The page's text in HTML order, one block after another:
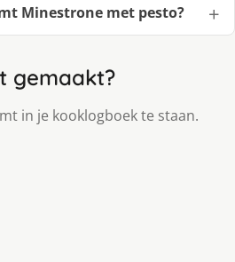
Minestrone met pesto?
gemaakt?
in je kooklogboek te staan.